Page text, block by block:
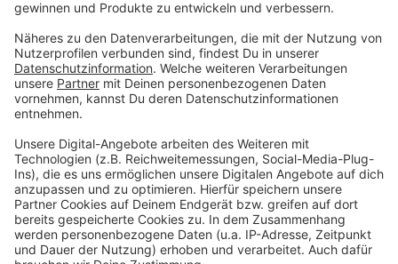
Anrufen
Weniger Schwalben in Leverkusen
Anzeige
Anzeige